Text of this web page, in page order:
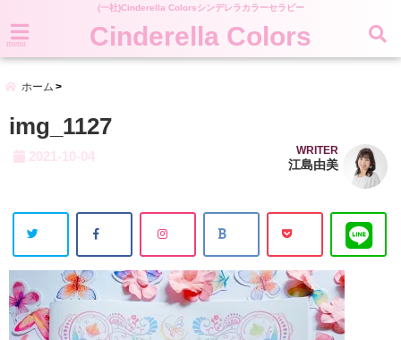
(一社)Cinderella Colorsシンデレラカラーセラピー
menu Cinderella Colors
ホーム
img_1127
2021-10-04 WRITER
江島由美